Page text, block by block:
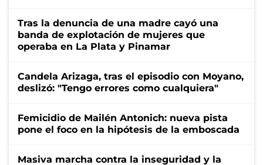
Tras la denuncia de una madre cayó una
banda de explotación de mujeres que
operaba en La Plata y Pinamar
Candela Arizaga, tras el episodio con Moyano,
deslizó: "Tengo errores como cualquiera"
Femicidio de Mailén Antonich: nueva pista
pone el foco en la hipótesis de la emboscada
Masiva marcha contra la inseguridad y la